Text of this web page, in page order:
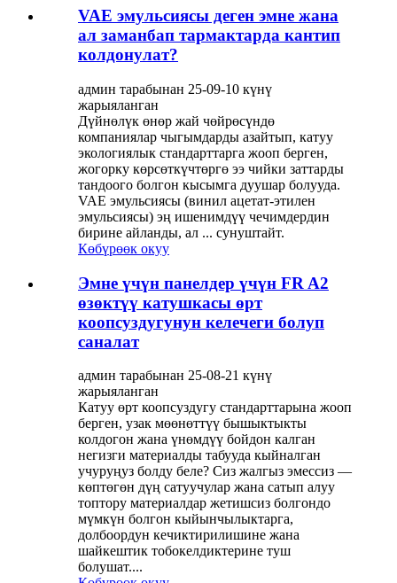
VAE эмульсиясы деген эмне жана
ал заманбап тармактарда кантип
колдонулат?
админ тарабынан 25-09-10 күнү
жарыяланган
Дүйнөлүк өнөр жай чөйрөсүндө
компаниялар чыгымдарды азайтып, катуу
экологиялык стандарттарга жооп берген,
жогорку көрсөткүчтөргө ээ чийки заттарды
тандоого болгон кысымга дуушар болууда.
VAE эмульсиясы (винил ацетат-этилен
эмульсиясы) эң ишенимдүү чечимдердин
бирине айланды, ал ... сунуштайт.
Көбүрөөк окуу
Эмне үчүн панелдер үчүн FR A2
өзөктүү катушкасы өрт
коопсуздугунун келечеги болуп
саналат
админ тарабынан 25-08-21 күнү
жарыяланган
Катуу өрт коопсуздугу стандарттарына жооп
берген, узак мөөнөттүү бышыктыкты
колдогон жана үнөмдүү бойдон калган
негизги материалды табууда кыйналган
учуруңуз болду беле? Сиз жалгыз эмессиз —
көптөгөн дүң сатуучулар жана сатып алуу
топтору материалдар жетишсиз болгондо
мүмкүн болгон кыйынчылыктарга,
долбоордун кечиктирилишине жана
шайкештик тобокелдиктерине туш
болушат....